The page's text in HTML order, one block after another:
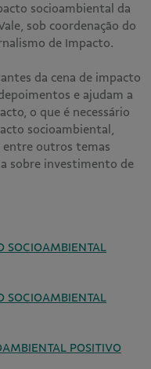
socioambiental da
sob coordenação do
de Impacto.
da cena de impacto
e ajudam a
o que é necessário
socioambiental,
entre outros temas
sobre investimento de
SOCIOAMBIENTAL
SOCIOAMBIENTAL
POSITIVO